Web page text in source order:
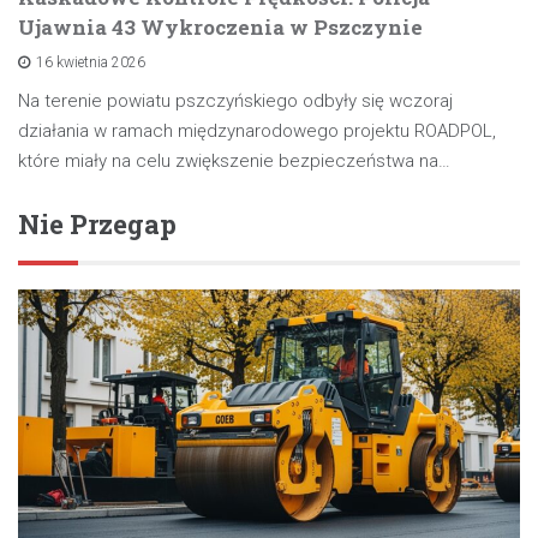
Ujawnia 43 Wykroczenia w Pszczynie
16 kwietnia 2026
Na terenie powiatu pszczyńskiego odbyły się wczoraj
działania w ramach międzynarodowego projektu ROADPOL,
które miały na celu zwiększenie bezpieczeństwa na…
Nie Przegap